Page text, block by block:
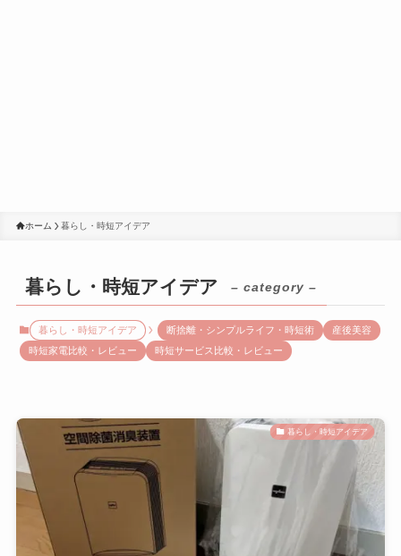
ホーム 暮らし・時短アイデア
暮らし・時短アイデア – category –
暮らし・時短アイデア 断捨離・シンプルライフ・時短術
産後美容
時短家電比較・レビュー
時短サービス比較・レビュー
暮らし・時短アイデア